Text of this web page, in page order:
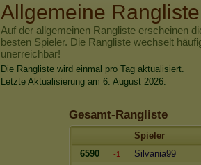
Allgemeine
Auf der allgemeinen Rangliste erscheinen
besten Spieler. Die Rangliste wechselt
unerreichbar!
Die Rangliste wird einmal pro Tag aktualisiert.
Letzte Aktualisierung am 6. August 2026.
Gesamt-Rangliste
Spieler
6590
-1
Silvania99